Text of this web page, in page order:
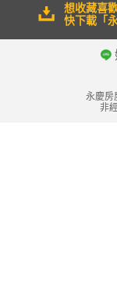
想收藏喜
快下載「
永慶房
非